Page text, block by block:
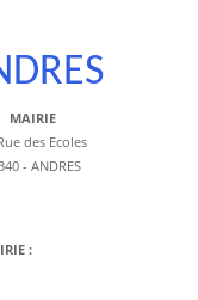
MAIRIE
des Ecoles
- ANDRES
: